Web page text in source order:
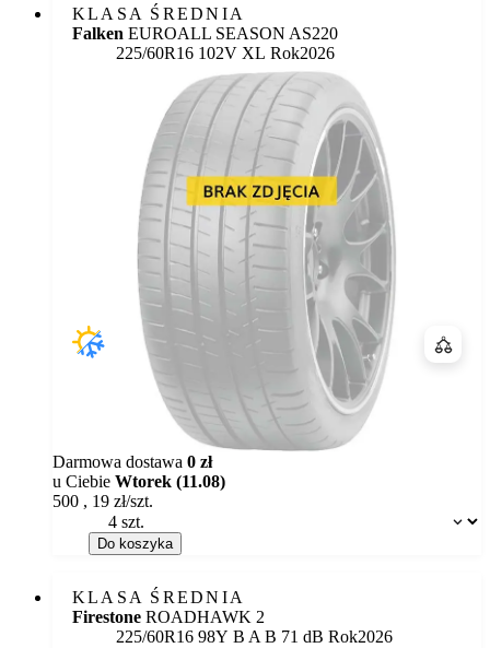
KLASA ŚREDNIA
Falken EUROALL SEASON AS220
225/60R16 102V XL Rok2026
Dostępność:
Darmowa dostawa 0 zł
u Ciebie Wtorek (11.08)
500 , 19 zł/szt.
Do koszyka
KLASA ŚREDNIA
Firestone ROADHAWK 2
225/60R16 98Y Etykieta:
B A B 71 dB Rok2026